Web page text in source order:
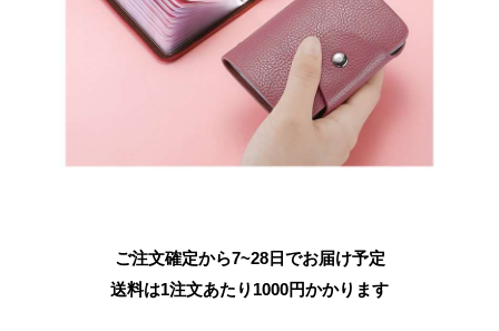
ご注文確定から7~28日でお届け予定
送料は1注文あたり 1000円かかります